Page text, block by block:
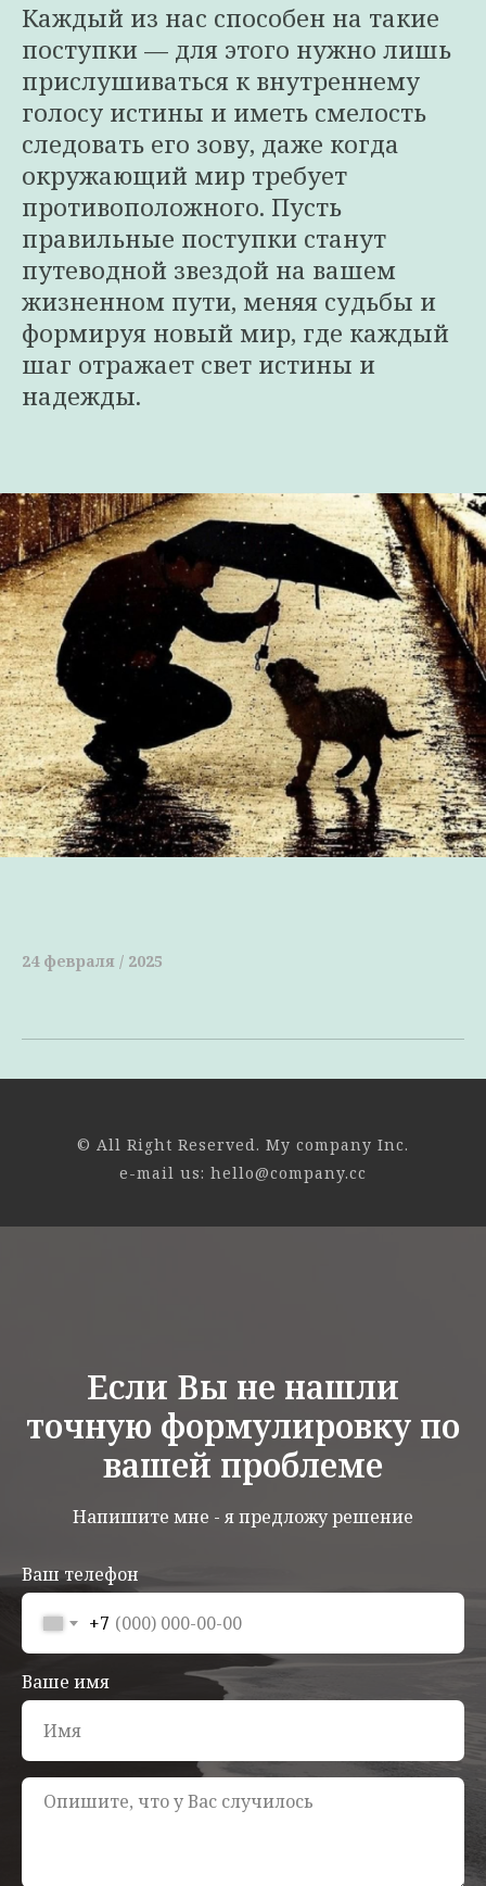
Каждый из нас способен на такие
поступки — для этого нужно лишь
прислушиваться к внутреннему
голосу истины и иметь смелость
следовать его зову, даже когда
окружающий мир требует
противоположного. Пусть
правильные поступки станут
путеводной звездой на вашем
жизненном пути, меняя судьбы и
формируя новый мир, где каждый
шаг отражает свет истины и
надежды.
24 февраля / 2025
© All Right Reserved. My company Inc.
e-mail us: hello@company.cc
Если Вы не нашли
точную формулировку по
вашей проблеме
Напишите мне - я предложу решение
Ваш телефон
+7
Ваше имя